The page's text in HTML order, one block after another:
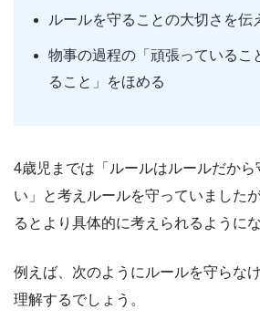
ルールを守ることの大切さを伝
物事の過程の「頑張っているこ
ること」をほめる
4歳児までは「ルールはルールだか
い」と考えルールを守っていました
るとより具体的に考えられるようにな
例えば、次のようにルールを守らな
理解するでしょう。